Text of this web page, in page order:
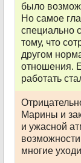
было
Но самое
специально
тому, что
другом
отношения.
работать
Марины и
и ужасной
многие